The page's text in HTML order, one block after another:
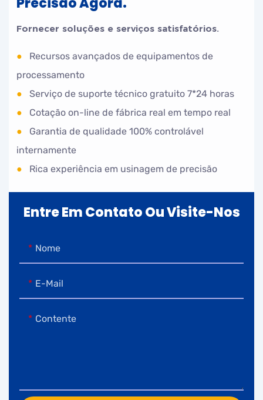
Fornecer soluções e serviços satisfatórios.
●
Recursos avançados de equipamentos de
processamento
●
Serviço de suporte técnico gratuito 7*24 horas
●
Cotação on-line de fábrica real em tempo real
●
Garantia de qualidade 100% controlável
internamente
●
Rica experiência em usinagem de precisão
Entre Em Contato Ou Visite-Nos
Nome
E-Mail
Contente